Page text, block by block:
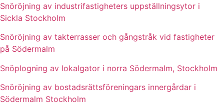
Snöröjning av industrifastigheters uppställningsytor i
Sickla Stockholm
Snöröjning av takterrasser och gångstråk vid fastigheter
på Södermalm
Snöplogning av lokalgator i norra Södermalm, Stockholm
Snöröjning av bostadsrättsföreningars innergårdar i
Södermalm Stockholm